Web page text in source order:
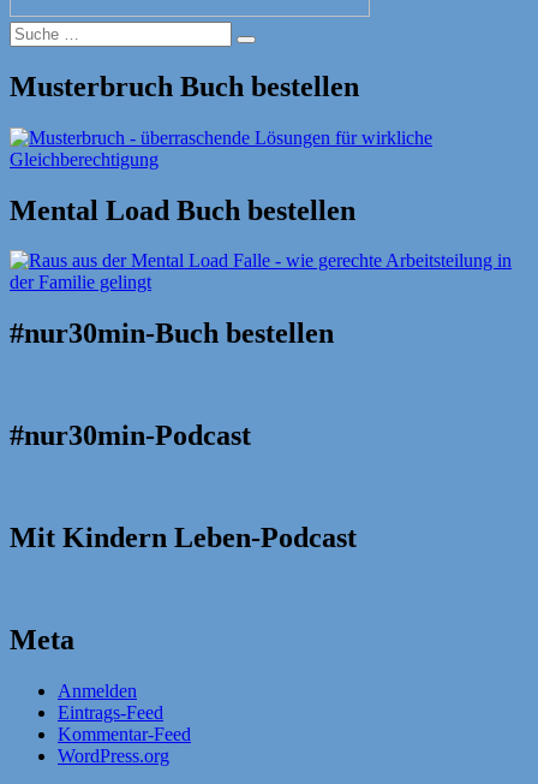
Suche
nach:
Suche
Musterbruch Buch bestellen
Mental Load Buch bestellen
#nur30min-Buch bestellen
#nur30min-Podcast
Mit Kindern Leben-Podcast
Meta
Anmelden
Eintrags-Feed
Kommentar-Feed
WordPress.org